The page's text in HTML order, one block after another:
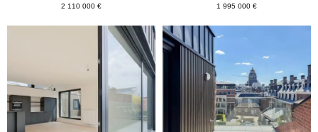
2 110 000 €
1 995 000 €